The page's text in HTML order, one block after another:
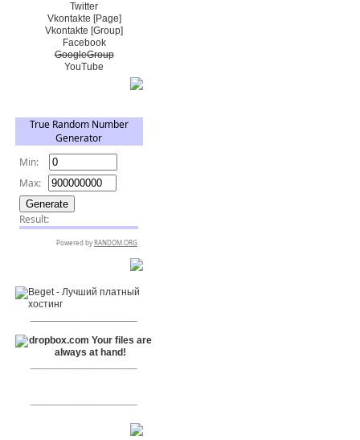
Twitter
Vkontakte [Page]
Vkontakte [Group]
Facebook
GoogleGroup
YouTube